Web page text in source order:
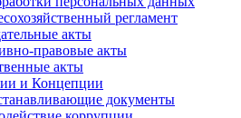
регламент
акты
правовые акты
акты
и Концепции
документы